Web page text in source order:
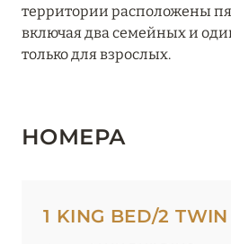
территории расположены
включая два семейных и
только для взрослых.
НОМЕРА
1 KING BED/2